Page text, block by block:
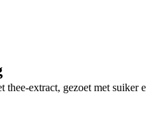
thee-extract, gezoet met suiker